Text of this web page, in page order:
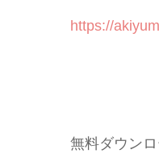
https://
無料ダウン